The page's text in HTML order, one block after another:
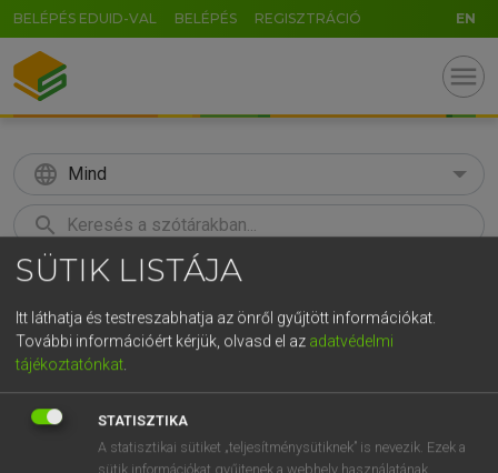
BELÉPÉS EDUID-VAL BELÉPÉS REGISZTRÁCIÓ EN
menu
language Mind
search
KERESÉS
Európai uniós terminológiai szótár
SÜTIK LISTÁJA
Itt láthatja és testreszabhatja az önről gyűjtött információkat.
További információért kérjük, olvasd el az adatvédelmi
tájékoztatónkat.
STATISZTIKA
A statisztikai sütiket „teljesítménysütiknek” is nevezik. Ezek a
sütik információkat gyűjtenek a webhely használatának
GR
t z u i o p
g h j k l é á ű Ω
n m , . AltGr